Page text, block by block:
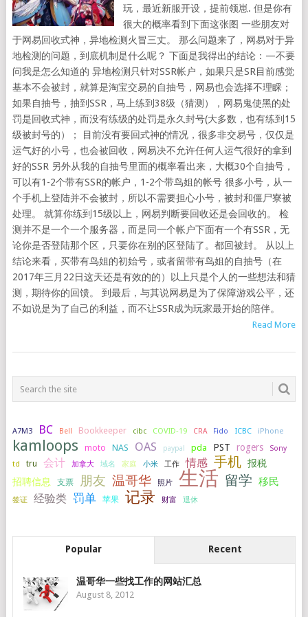
玩，最近新服开设，提前领崽. 但是你有
很大的概率看到下面这张图 一些朋友对
于网易回收式神，异地检测火冒三丈。 那么问题来了，网易对于异
地检测的问题，到底机制是什么呢？ 下面是我得出的结论：—不要
问我是怎么知道的 异地检测只针对SSR帐户，如果只是SR目前感觉
基本不会被封，就算是淘宝交易的自抽号，网易也会选择不理睬；
如果自抽号，抽到SSR，马上练到38级（猜测），网易鬼使黑的处
罚是回收式神，而没有练级的处罚是永久封号(大多数，也有练到15
级被封号的）； 目前没有要回式神的情况，很多非交易号，仅仅是
运气好的小号，也会被回收，网易决不允许任何人运气很好的拿到
好的SSR 另外从我的自抽号里面的概率看出来，大概30个自抽号，
可以有1-2个带有SSR的帐户，1-2个带鸟姐的帐号 很多小号，从一
个手机上登陆并不会被封，所以不需要担心小号，被封和僵尸寮被
处理。 就算你练到15级以上，网易判断要回收还是会回收的。 检
测并不是一个一个服务器，而是同一个帐户下面有一个有SSR，无
论你是否登陆那个区，只要你在别的区登陆了。都回被封。 从以上
结论来看，买带有鸟姐的初始号，或者留带有鸟姐的自抽号（在
2017年三月22日这天还是有效的的）以上只是个人的一些想法和猜
测，期待你的回馈。 到最后，与其说网易是为了保障游戏公平，还
不如说是为了自己的利益，而不让SSR成为玩家最开始的陪伴。
Read More
A7M3 BC Bell Bookkeeper cibc COVID-19 CRA Fido ICBC iPhone
kamloops moto NAS OAS paypal pda PST rogers
Sony
td
tru 会计 加拿大 域名 家庭 小米 工作 情感 手机 报税
招聘信息
支票 朋友 温哥华 照片 生活 留学 移民
签证 经验类 罚单 苹果 记录 财富 退休
Popular Recent
温哥华一些找工作的网站汇总
August 8, 2012